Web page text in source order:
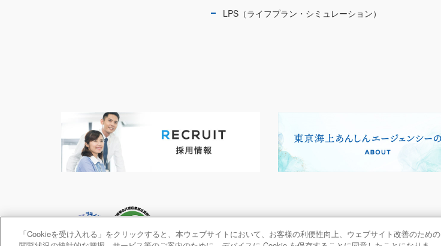
LPS（ライフプラン・シミュレーション）
「Cookieを受け入れる」をクリックすると、本ウェブサイトにおいて、お客様の利便性向上、ウェブサイト改善のための